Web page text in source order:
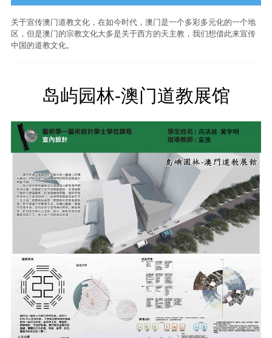
关于宣传澳门道教文化，在如今时代，澳门是一个多彩多元化的一个地
区，但是澳门的宗教文化大多是关于西方的天主教，我们想借此来宣传
中国的道教文化。
岛屿园林-澳门道教展馆